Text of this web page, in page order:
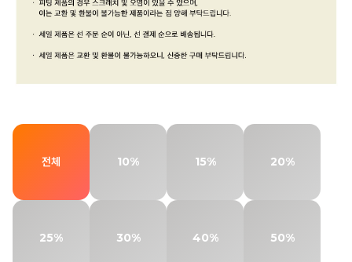
전체 10% 15% 20%
25% 30% 40% 50%